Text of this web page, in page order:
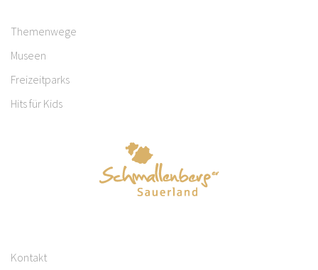
Themenwege
Museen
Freizeitparks
Hits für Kids
Kontakt